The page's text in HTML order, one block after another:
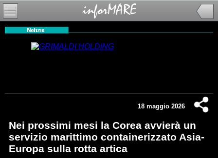
18 maggio 2026
Nei prossimi mesi la Corea avvierà un
servizio marittimo containerizzato Asia-
Europa sulla rotta artica